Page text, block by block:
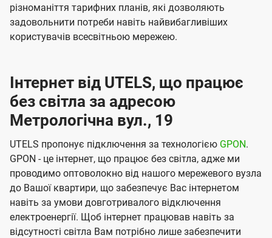
різноманіття тарифних планів, які дозволяють
задовольнити потреби навіть найвибагливіших
користувачів всесвітньою мережею.
Інтернет від UTELS, що працює
без світла за адресою
Метрологічна вул., 19
UTELS пропонує підключення за технологією GPON.
GPON - це інтернет, що працює без світла, адже ми
проводимо оптоволокно від нашого мережевого вузла
до Вашої квартири, що забезпечує Вас інтернетом
навіть за умови довготривалого відключення
електроенергії. Щоб інтернет працював навіть за
відсутності світла Вам потрібно лише забезпечити